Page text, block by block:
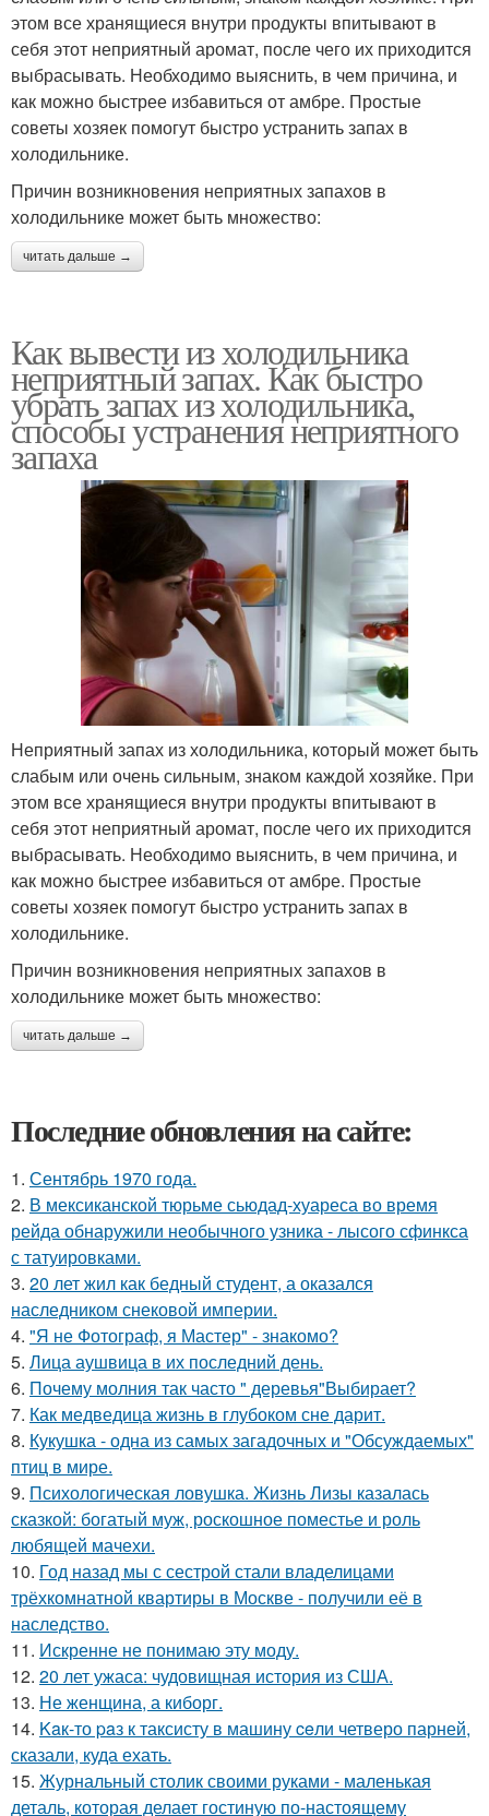
этом все хранящиеся внутри продукты впитывают в
себя этот неприятный аромат, после чего их приходится
выбрасывать. Необходимо выяснить, в чем причина, и
как можно быстрее избавиться от амбре. Простые
советы хозяек помогут быстро устранить запах в
холодильнике.
Причин возникновения неприятных запахов в
холодильнике может быть множество:
читать дальше →
Как вывести из холодильника
неприятный запах. Как быстро
убрать запах из холодильника,
способы устранения неприятного
запаха
Неприятный запах из холодильника, который может быть
слабым или очень сильным, знаком каждой хозяйке. При
этом все хранящиеся внутри продукты впитывают в
себя этот неприятный аромат, после чего их приходится
выбрасывать. Необходимо выяснить, в чем причина, и
как можно быстрее избавиться от амбре. Простые
советы хозяек помогут быстро устранить запах в
холодильнике.
Причин возникновения неприятных запахов в
холодильнике может быть множество:
читать дальше →
Последние обновления на сайте:
1. Сентябрь 1970 года.
2. В мексиканской тюрьме сьюдад-хуареса во время
рейда обнаружили необычного узника - лысого сфинкса
с татуировками.
3. 20 лет жил как бедный студент, а оказался
наследником снековой империи.
4. "Я не Фотограф, я Мастер" - знакомо?
5. Лица аушвица в их последний день.
6. Почему молния так часто " деревья"Выбирает?
7. Как медведица жизнь в глубоком сне дарит.
8. Кукушка - одна из самых загадочных и "Обсуждаемых"
птиц в мире.
9. Психологическая ловушка. Жизнь Лизы казалась
сказкой: богатый муж, роскошное поместье и роль
любящей мачехи.
10. Год назад мы с сестрой стали владелицами
трёхкомнатной квартиры в Москве - получили её в
наследство.
11. Искренне не понимаю эту моду.
12. 20 лет ужаса: чудовищная история из США.
13. Не женщина, а киборг.
14. Kaк-то paз к таксисту в машину ceли четверо парней,
сказали, куда ехать.
15. Журнальный столик своими руками - маленькая
деталь, которая делает гостиную по-настоящему